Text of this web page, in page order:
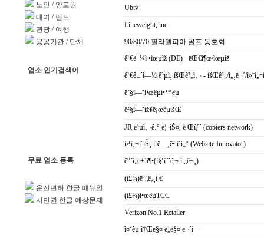
노인 / 양로원
대여 / 렌트
관광 / 여행
공공기관 / 단체
업소 인기검색어
무료 업소 등록
운전면허 한글 매뉴얼
시민권 한글 예상문제
Ubtv
Lineweight, inc
90/80/70 필라델피아 골프 동호회
ê¹€ë¯¼ì •ìœµìž (DE) - ëŒ€ì¶œ/ìœµìž
ê¹€ê±´ì—½ ê³µì¸ íšŒê³„ì‚¬ - íšŒê³„/ì„¸ë¬´/
ë²§ì—˜í•œêµ­í•™êµ
ë²§ì—˜ìž¥ë¡œêµíšŒ
JR ë³µì‚¬ê¸° ë¦¬ìŠ¤, ë Œíƒˆ (copiers network)
ì›¹ì‚¬ì´íŠ¸ ì´ë…¸ë² ì´í„° (Website Innovator)
ë°˜ì„ê±´ì¶•(ì§‘ìˆ˜ë¦¬ ì „ë¬¸)
(ì£¼)ë²„ë‚¸ì €
(ì£¼)í•œêµ­TCC
Verizon No.1 Retailer
ì¤‘êµ­ ì†Œë§¤ ë„ë§¤ ë¬´ì—­